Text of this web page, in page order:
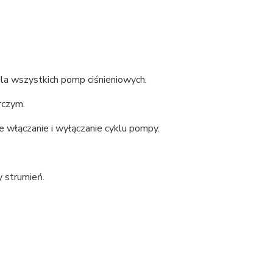
wszystkich pomp ciśnieniowych.
i wyłączanie cyklu pompy.
strumień.